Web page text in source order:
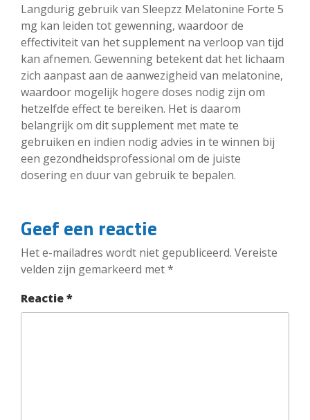
Langdurig gebruik van Sleepzz Melatonine Forte 5
mg kan leiden tot gewenning, waardoor de
effectiviteit van het supplement na verloop van tijd
kan afnemen. Gewenning betekent dat het lichaam
zich aanpast aan de aanwezigheid van melatonine,
waardoor mogelijk hogere doses nodig zijn om
hetzelfde effect te bereiken. Het is daarom
belangrijk om dit supplement met mate te
gebruiken en indien nodig advies in te winnen bij
een gezondheidsprofessional om de juiste
dosering en duur van gebruik te bepalen.
Geef een reactie
Het e-mailadres wordt niet gepubliceerd. Vereiste
velden zijn gemarkeerd met*
Reactie*